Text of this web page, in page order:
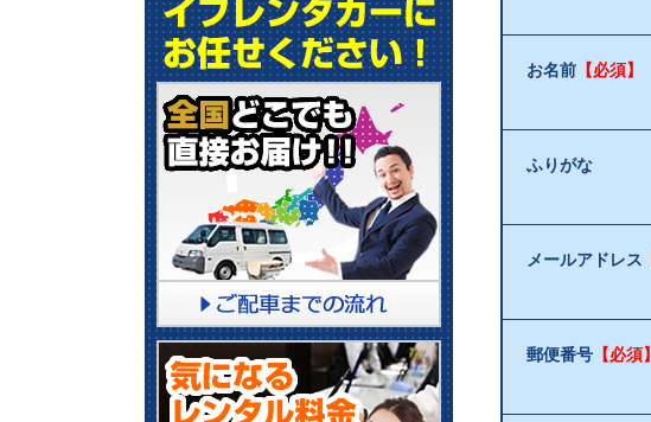
お名前 【必須】
ふりがな
メールアドレス
郵便番号 【必須】